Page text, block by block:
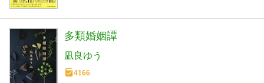
多類婚姻譚
凪良ゆう
4166